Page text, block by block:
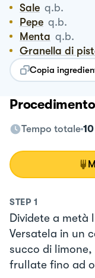
Sale q.b.
Pepe q.b.
Menta q.b.
Granella di
Copia
Procedimento
Tempo totale
STEP 1
Dividete a metà
Versatela in un
succo di limone,
frullate fino ad